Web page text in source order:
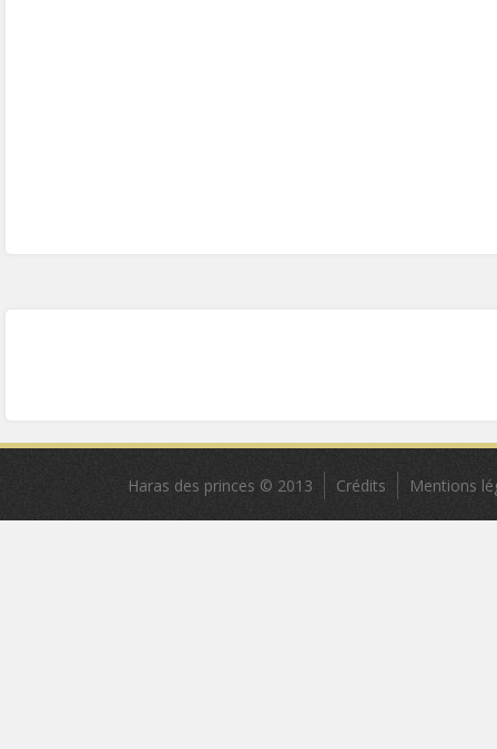
Haras des princes © 2013 Crédits Mentions